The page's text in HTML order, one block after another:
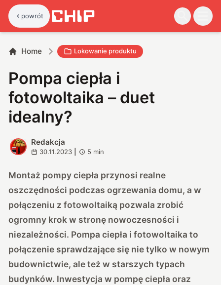
powrót
Home Lokowanie produktu
Pompa ciepła i
fotowoltaika – duet
idealny?
R
Redakcja
30.11.2023 5 min
Montaż pompy ciepła przynosi realne
oszczędności podczas ogrzewania domu, a w
połączeniu z fotowoltaiką pozwala zrobić
ogromny krok w stronę nowoczesności i
niezależności. Pompa ciepła i fotowoltaika to
połączenie sprawdzające się nie tylko w nowym
budownictwie, ale też w starszych typach
budynków. Inwestycja w pompę ciepła oraz